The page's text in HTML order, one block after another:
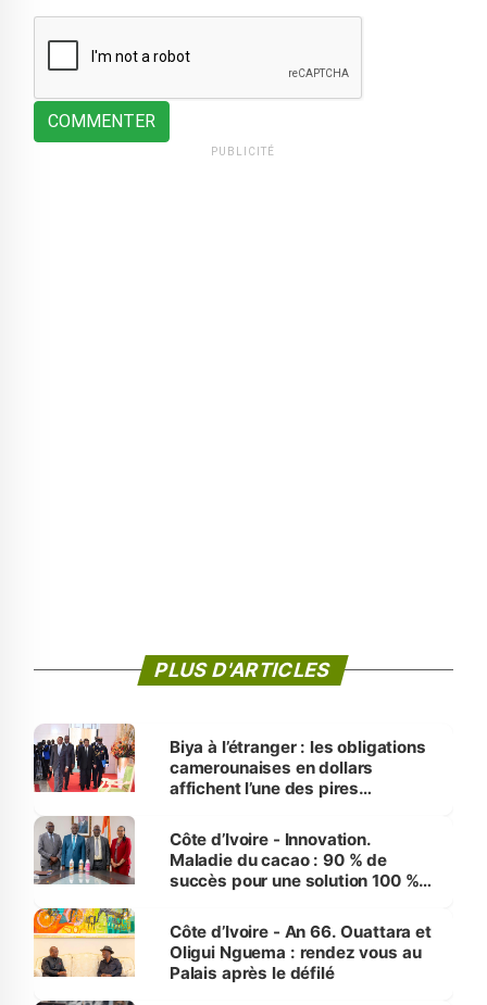
COMMENTER
PUBLICITÉ
PLUS D'ARTICLES
Biya à l’étranger : les obligations
camerounaises en dollars
affichent l’une des pires
Côte d’Ivoire - Innovation.
Maladie du cacao : 90 % de
succès pour une solution 100 %
Côte d’Ivoire - An 66. Ouattara et
Oligui Nguema : rendez vous au
Palais après le défilé